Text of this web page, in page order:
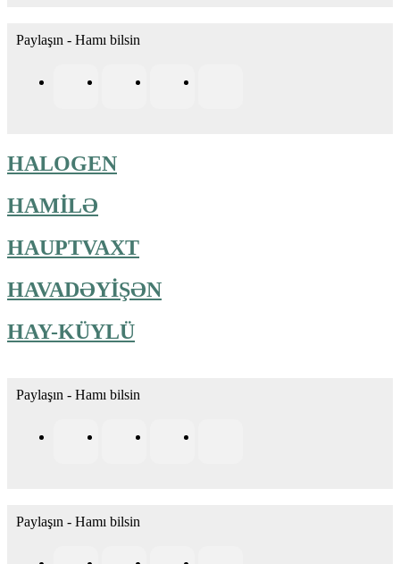
Paylaşın - Hamı bilsin
HALOGEN
HAMİLƏ
HAUPTVAXT
HAVADƏYİŞƏN
HAY-KÜYLÜ
Paylaşın - Hamı bilsin
Paylaşın - Hamı bilsin